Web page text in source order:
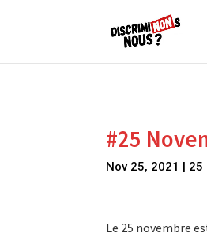
#25
Nov 25, 2021 | 25
Le 25 novembre